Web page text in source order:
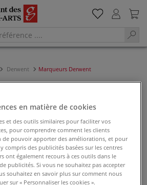
Derwent Marqueurs Derwent
Derwent, des outils créatifs de dessin et de
en matière de cookies
et des outils similaires pour faciliter vos
pour comprendre comment les clients
de pouvoir apporter des améliorations, et pour
compris des publicités basées sur les centres
ont également recours à ces outils dans le
publicités. Si vous ne souhaitez pas accepter
souhaitez en savoir plus sur comment nous
sur « Personnaliser les cookies ».